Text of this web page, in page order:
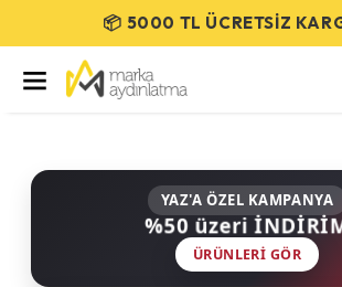
5000 TL ÜCRETSİZ KARGO! 📦
YAZ'A ÖZEL KAMPANYA
%50 üzeri İNDİRİM
ÜRÜNLERI GÖR